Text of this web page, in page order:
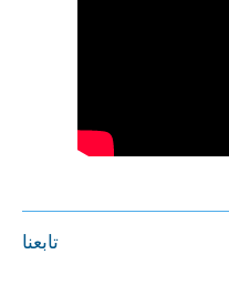
تابعنا